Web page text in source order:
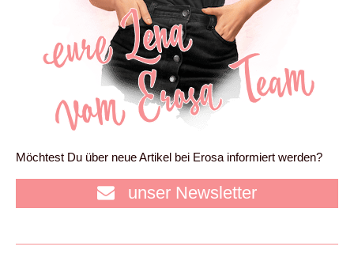
Möchtest Du über neue Artikel bei Erosa informiert werden?
unser Newsletter